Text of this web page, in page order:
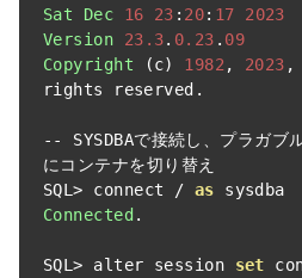
Sat
Dec 16 23 : 20: 17
2023
Version
23.3. 0.23 . 09
Copyright
(c) 1982 , 2023 ,
rights reserved .
-- SYSDBAで接続し、プラガブ
にコンテナを切り替え
SQL> connect / as
Connected .
SQL> alter session set